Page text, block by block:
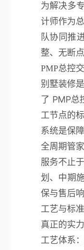
为解决多
计师作为
队协同推
整、无断
PMP总控
别墅装修
了 PMP总
工节点的
系统是保
全周期管
服务不止
划、中期
保与售后
工艺与标
真正的实
工艺体系